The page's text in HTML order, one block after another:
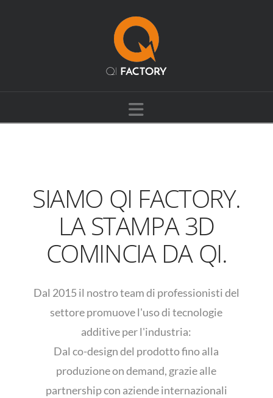
Navigation
SIAMO QI FACTORY.
LA STAMPA 3D
COMINCIA DA QI.
Dal 2015 il nostro team di professionisti del
settore promuove l'uso di tecnologie
additive per l'industria:
Dal co-design del prodotto fino alla
produzione on demand, grazie alle
partnership con aziende internazionali